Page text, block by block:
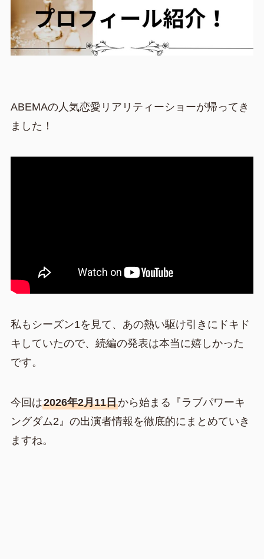
ABEMAの人気恋愛リアリティーショーが帰ってき
ました！
私もシーズン1を見て、あの熱い駆け引きにドキド
キしていたので、続編の発表は本当に嬉しかった
です。
今回は2026年2月11日から始まる『ラブパワーキ
ングダム2』の出演者情報を徹底的にまとめていき
ますね。